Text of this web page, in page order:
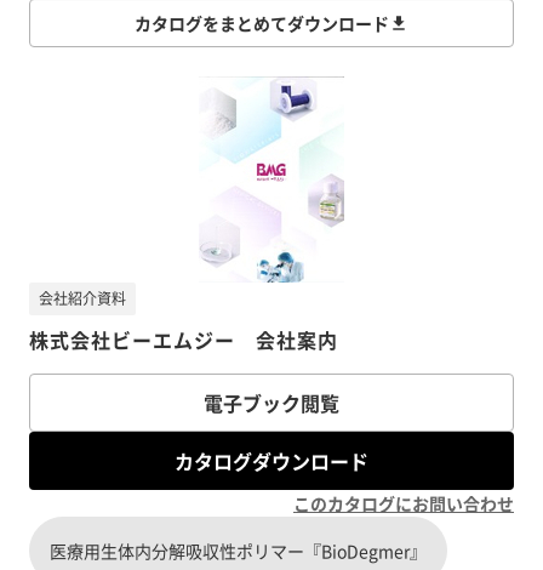
カタログをまとめてダウンロード
株式会社ビーエムジー 会社案内
会社紹介資料
電子ブック閲覧
カタログダウンロード
このカタログにお問い合わせ
医療用生体内分解吸収性ポリマー『BioDegmer』